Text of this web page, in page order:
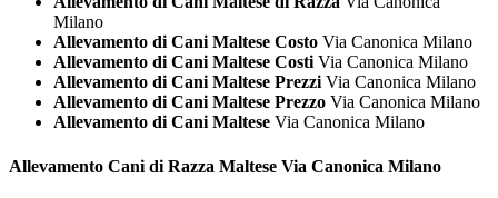
Milano
Allevamento di Cani Maltese Costo Via Canonica Milano
Allevamento di Cani Maltese Costi Via Canonica Milano
Allevamento di Cani Maltese Prezzi Via Canonica Milano
Allevamento di Cani Maltese Prezzo Via Canonica Milano
Allevamento di Cani Maltese Via Canonica Milano
Allevamento Cani di Razza Maltese Via Canonica Milano